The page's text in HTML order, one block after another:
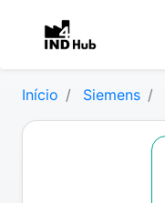
Início Siemens